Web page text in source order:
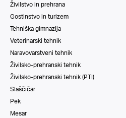
Živilstvo in prehrana
Gostinstvo in turizem
Tehniška gimnazija
Veterinarski tehnik
Naravovarstveni tehnik
Živilsko-prehranski tehnik
Živilsko-prehranski tehnik (PTI)
Slaščičar
Pek
Mesar